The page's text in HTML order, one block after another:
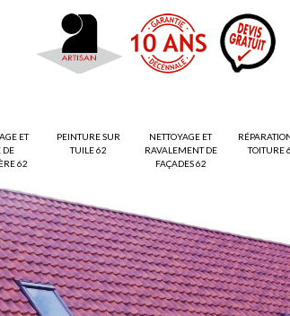
ET
DE
62
PEINTURE SUR
TUILE 62
NETTOYAGE ET
RAVALEMENT DE
FAÇADES 62
TOITURE